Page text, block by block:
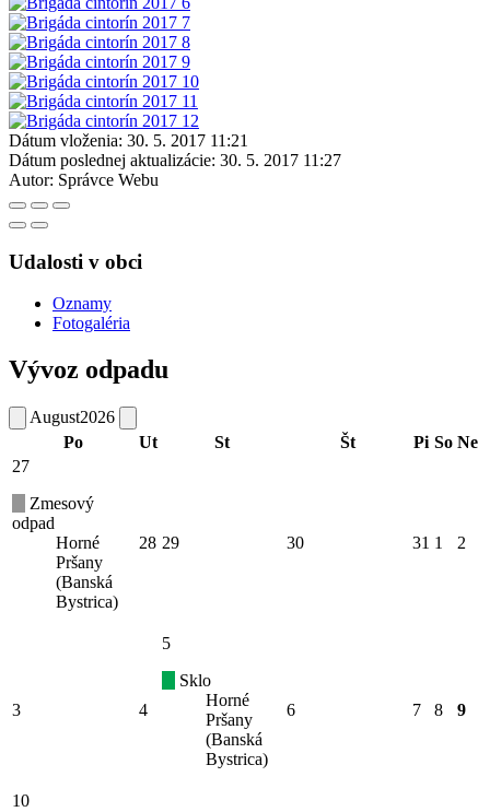
Dátum vloženia: 30. 5. 2017 11:21
Dátum poslednej aktualizácie: 30. 5. 2017 11:27
Autor: Správce Webu
Udalosti v obci
Oznamy
Fotogaléria
Vývoz odpadu
August2026
Po
Ut St Št Pi So Ne
27
Zmesový
odpad
Horné
Pršany
(Banská
Bystrica)
28 29 30 31 1 2
3 4
5
Sklo
Horné
Pršany
(Banská
Bystrica)
6 7 8 9
10